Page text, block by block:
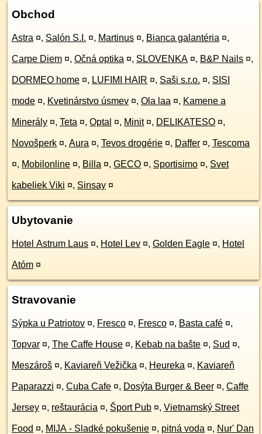
Obchod
Astra ¤, Salón S.I. ¤, Martinus ¤, Bianca galantéria ¤,
Carpe Diem ¤, Očná optika ¤, SLOVENKA ¤, B&P Nails ¤,
DORMEO home ¤, LUFIMI HAIR ¤, Saši s.r.o. ¤, SISI
mode ¤, Kvetinárstvo úsmev ¤, Ola laa ¤, Kamene a
Minerály ¤, Teta ¤, Optal ¤, Minit ¤, DELIKATESO ¤,
Novošperk ¤, Aura ¤, Tevos drogérie ¤, Daffer ¤, Tescoma
¤, Mobilonline ¤, Billa ¤, GECO ¤, Sportisimo ¤, Svet
kabeliek Viki ¤, Sinsay ¤
Ubytovanie
Hotel Astrum Laus ¤, Hotel Lev ¤, Golden Eagle ¤, Hotel
Atóm ¤
Stravovanie
Sýpka u Patriotov ¤, Fresco ¤, Fresco ¤, Basta café ¤,
Topvar ¤, The Caffe House ¤, Kebab na bašte ¤, Sud ¤,
Meszároš ¤, Kaviareň Vežička ¤, Heureka ¤, Kaviareň
Paparazzi ¤, Cuba Cafe ¤, Dosýta Burger & Beer ¤, Caffe
Jersey ¤, reštaurácia ¤, Šport Pub ¤, Vietnamský Street
Food ¤, MIJA - Sladké pokušenie ¤, pitná voda ¤, Nur' Dan